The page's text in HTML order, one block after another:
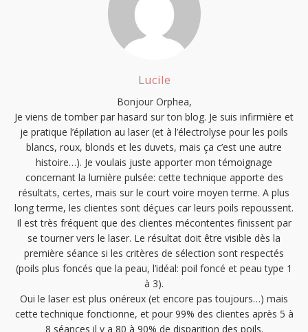
Lucile
Bonjour Orphea,
Je viens de tomber par hasard sur ton blog. Je suis infirmière et
je pratique l’épilation au laser (et à l’électrolyse pour les poils
blancs, roux, blonds et les duvets, mais ça c’est une autre
histoire…). Je voulais juste apporter mon témoignage
concernant la lumière pulsée: cette technique apporte des
résultats, certes, mais sur le court voire moyen terme. A plus
long terme, les clientes sont déçues car leurs poils repoussent.
Il est très fréquent que des clientes mécontentes finissent par
se tourner vers le laser. Le résultat doit être visible dès la
première séance si les critères de sélection sont respectés
(poils plus foncés que la peau, l’idéal: poil foncé et peau type 1
à 3).
Oui le laser est plus onéreux (et encore pas toujours…) mais
cette technique fonctionne, et pour 99% des clientes après 5 à
8 séances il y a 80 à 90% de disparition des poils.